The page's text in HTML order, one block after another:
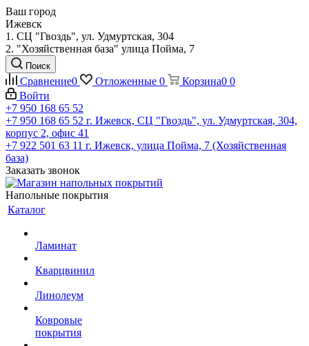
Ваш город
Ижевск
1. СЦ "Гвоздь", ул. Удмуртская, 304
2. "Хозяйственная база" улица Пойма, 7
Поиск
Сравнение0 Отложенные 0 Корзина0 0
Войти
+7 950 168 65 52
+7 950 168 65 52 г. Ижевск, СЦ "Гвоздь", ул. Удмуртская, 304,
корпус 2, офис 41
+7 922 501 63 11 г. Ижевск, улица Пойма, 7 (Хозяйственная
база)
Заказать звонок
Напольные покрытия
Каталог
Ламинат
Кварцвинил
Линолеум
Ковровые
покрытия